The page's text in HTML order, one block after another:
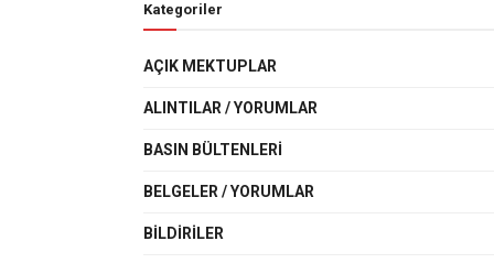
Kategoriler
AÇIK MEKTUPLAR
ALINTILAR / YORUMLAR
BASIN BÜLTENLERI
BELGELER / YORUMLAR
BILDIRILER